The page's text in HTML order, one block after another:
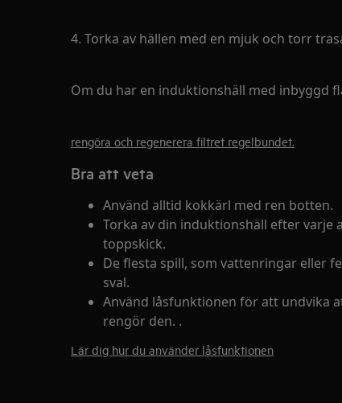
4. Torka av hällen med en mjuk och torr
Om du har en induktionshäll med inbyggd
rengöra och regenerera filtret regelbundet.
Bra att veta
Använd alltid kokkärl med ren botten.
Torka av din induktionshäll efter varje
toppskick.
De flesta spill, som vattenringar eller
sval.
Använd låsfunktionen för att undvika
rengör den. .
Lär dig hur du använder låsfunktionen